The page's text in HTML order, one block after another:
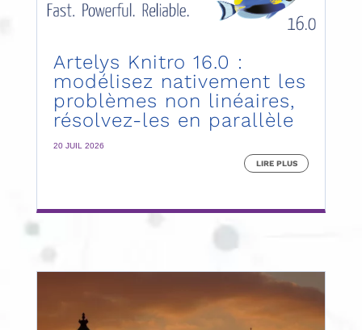
Artelys Knitro 16.0 :
modélisez nativement les
problèmes non linéaires,
résolvez-les en parallèle
20 JUIL 2026
LIRE PLUS